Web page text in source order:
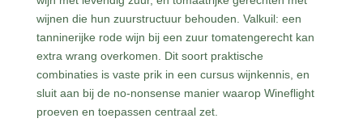
wijnen die hun zuurstructuur behouden. Valkuil: een
tanninerijke rode wijn bij een zuur tomatengerecht kan
extra wrang overkomen. Dit soort praktische
combinaties is vaste prik in een cursus wijnkennis, en
sluit aan bij de no-nonsense manier waarop Wineflight
proeven en toepassen centraal zet.